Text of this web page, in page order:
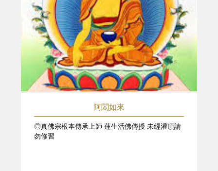
阿閦如來
◎真佛宗根本傳承上師 蓮生活佛傳授 未經灌頂請
勿修習